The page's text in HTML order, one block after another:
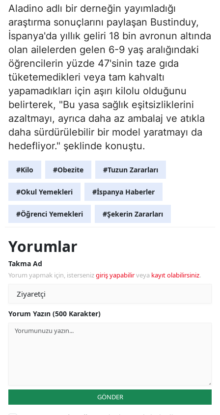
Aladino adlı bir derneğin yayımladığı
araştırma sonuçlarını paylaşan Bustinduy,
İspanya'da yıllık geliri 18 bin avronun altında
olan ailelerden gelen 6-9 yaş aralığındaki
öğrencilerin yüzde 47'sinin taze gıda
tüketemedikleri veya tam kahvaltı
yapamadıkları için aşırı kilolu olduğunu
belirterek, "Bu yasa sağlık eşitsizliklerini
azaltmayı, ayrıca daha az ambalaj ve atıkla
daha sürdürülebilir bir model yaratmayı da
hedefliyor." şeklinde konuştu.
#Kilo #Obezite #Tuzun Zararları
#Okul Yemekleri #İspanya Haberler
#Öğrenci Yemekleri #Şekerin Zararları
Yorumlar
Takma Ad
Yorum yapmak için, istersenizgiriş yapabilirveya kayıt olabilirsiniz.
Yorum Yazın (500 Karakter)
GÖNDER